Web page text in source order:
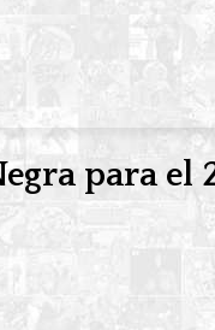
para el